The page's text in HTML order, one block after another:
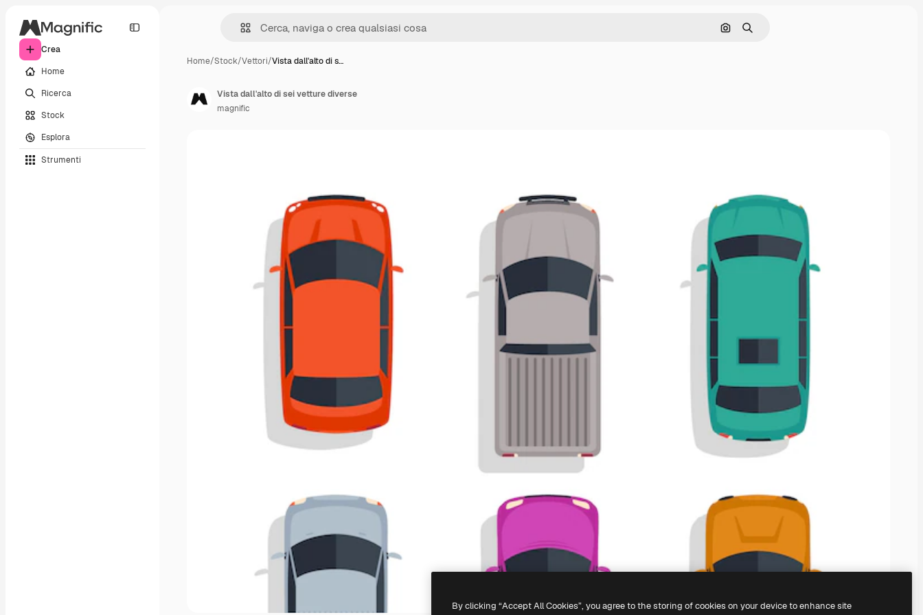
Crea
Home
Ricerca
Stock
Esplora
Strumenti
Cerca per immagine
Ricerca
Home/Stock/Vettori/Vista dall'alto di s…
Vista dall'alto di sei vetture diverse
magnific
By clicking “Accept All Cookies”, you agree to the storing of cookies on your device to enhance site